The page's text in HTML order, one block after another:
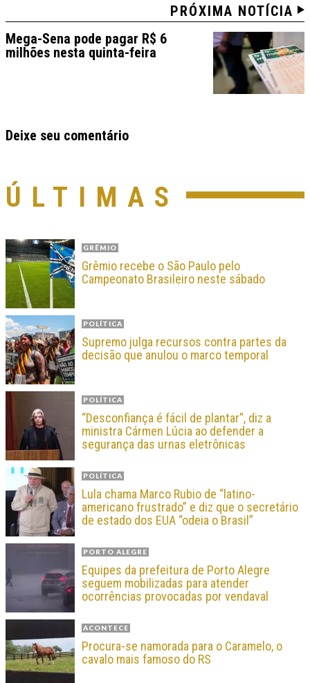
PRÓXIMA NOTÍCIA
Mega-Sena pode pagar R$ 6
milhões nesta quinta-feira
Deixe seu comentário
ÚLTIMAS
GRÊMIO
Grêmio recebe o São Paulo pelo
Campeonato Brasileiro neste sábado
POLÍTICA
Supremo julga recursos contra partes da
decisão que anulou o marco temporal
POLÍTICA
“Desconfiança é fácil de plantar”, diz a
ministra Cármen Lúcia ao defender a
segurança das urnas eletrônicas
POLÍTICA
Lula chama Marco Rubio de “latino-
americano frustrado” e diz que o secretário
de estado dos EUA “odeia o Brasil”
PORTO ALEGRE
Equipes da prefeitura de Porto Alegre
seguem mobilizadas para atender
ocorrências provocadas por vendaval
ACONTECE
Procura-se namorada para o Caramelo, o
cavalo mais famoso do RS